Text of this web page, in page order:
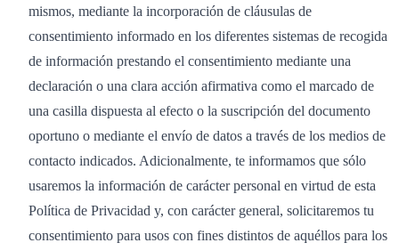
mismos, mediante la incorporación de cláusulas de
consentimiento informado en los diferentes sistemas de recogida
de información prestando el consentimiento mediante una
declaración o una clara acción afirmativa como el marcado de
una casilla dispuesta al efecto o la suscripción del documento
oportuno o mediante el envío de datos a través de los medios de
contacto indicados. Adicionalmente, te informamos que sólo
usaremos la información de carácter personal en virtud de esta
Política de Privacidad y, con carácter general, solicitaremos tu
consentimiento para usos con fines distintos de aquéllos para los